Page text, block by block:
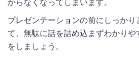
プレゼンテーションの前にしっか
て、無駄に話を詰め込まずわかり
をしましょう。